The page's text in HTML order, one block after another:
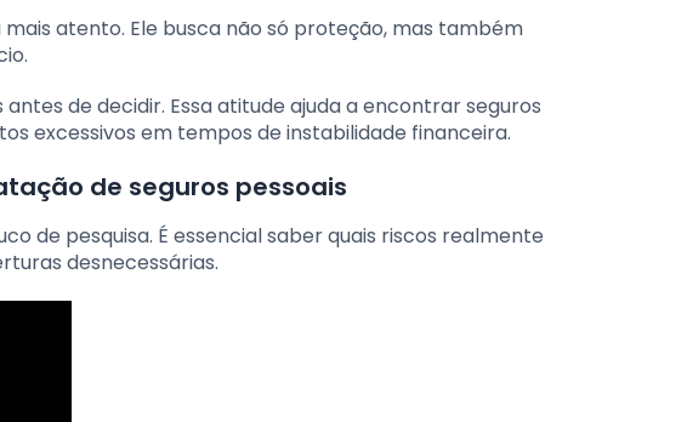
atento. Ele busca não só proteção, mas também
de decidir. Essa atitude ajuda a encontrar seguros
excessivos em tempos de instabilidade financeira.
de seguros pessoais
de pesquisa. É essencial saber quais riscos realmente
desnecessárias.